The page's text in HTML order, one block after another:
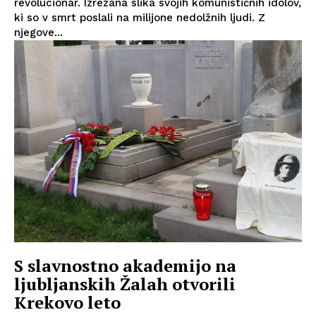
revolucionar. Izrezana slika svojih komunističnih idolov,
ki so v smrt poslali na milijone nedolžnih ljudi. Z
njegove...
S slavnostno akademijo na
ljubljanskih Žalah otvorili
Krekovo leto